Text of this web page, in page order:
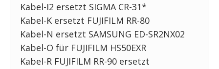
Kabel-I2 ersetzt SIGMA CR-31*
Kabel-K ersetzt FUJIFILM RR-80
Kabel-N ersetzt SAMSUNG ED-SR2NX02
Kabel-O für FUJIFILM HS50EXR
Kabel-R FUJIFILM RR-90 ersetzt